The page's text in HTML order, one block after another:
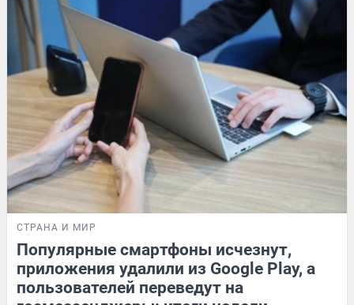
СТРАНА И МИР
Популярные смартфоны исчезнут,
приложения удалили из Google Play, а
пользователей переведут на